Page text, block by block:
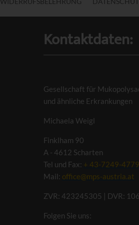
Kontaktdaten:
Gesellschaft für
und ähnliche Erkrankungen
Michaela Weigl
Finklham 90
A - 4612 Scharten
Tel und Fax: + 43-7249-
Mail: office@mps-austria.at
ZVR: 423245305 | DVR:
Folgen Sie uns: